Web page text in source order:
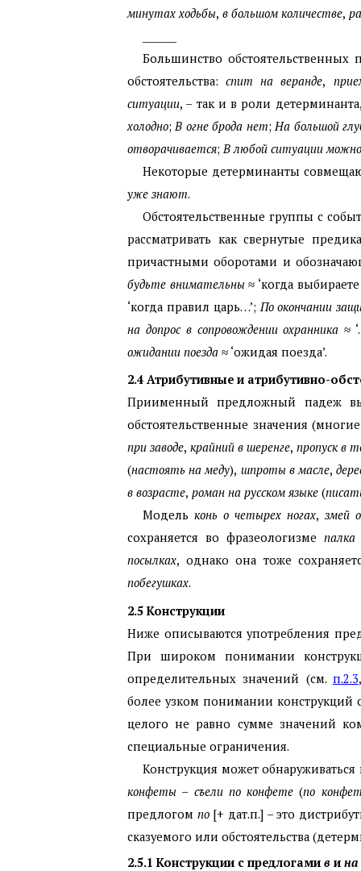
минутах ходьбы, в большом количестве,
Большинство
обстоятельства:спит на веранде,
ситуации, – так и в роли
холодно; В огне брода нет; На большой
отворачивается; В любой ситуации
Некоторые детерминанты
уже знают.
Обстоятельственные группы с
рассматривать как свернутые
причастными оборотами и
будьте внимательны ≈ ‘когда
‘когда правил царь…’; По окончании
на допрос в сопровождении охранника ≈
ожидании поезда ≈ ‘ожидая поезда’.
2.4 Атрибутивные и атрибутивно-
Приименный предложный падеж
обстоятельственные значения
при заводе, крайний в шеренге, пропуск в
(настоять на меду), шпроты в масле,
в возрасте, роман на русском языке (
Модель конь о четырех ногах, змей
сохраняется во фразеологизме палка
посылках, однако она тоже
побегушках.
2.5 Конструкции
Ниже описываются употребления
При широком понимании
определительных значений (см. п.2.3
более узком понимании конструкций
целого не равно сумме значений
специальные ограничения.
Конструкция может
конфеты – съели по конфете (по
предлогом по[+ дат.п.] – это
сказуемого или обстоятельства
2.5.1 Конструкции с предлогами в и на